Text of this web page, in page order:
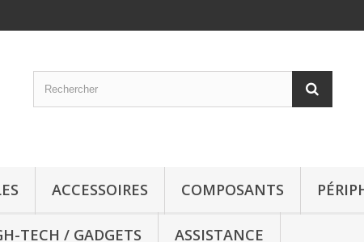
ACCESSOIRES COMPOSANTS
TECH / GADGETS ASSISTANCE